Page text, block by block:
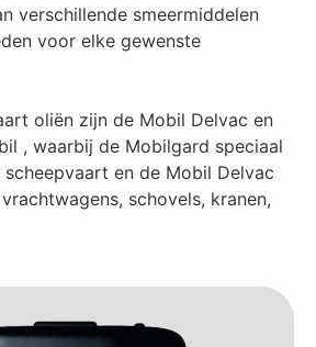
verschillende smeermiddelen
voor elke gewenste
oliën zijn de Mobil Delvac en
, waarbij de Mobilgard speciaal
en de Mobil Delvac
schovels, kranen,